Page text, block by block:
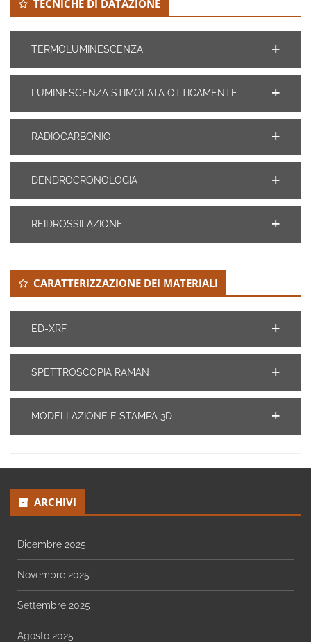
TECNICHE DI DATAZIONE
TERMOLUMINESCENZA
LUMINESCENZA STIMOLATA OTTICAMENTE
RADIOCARBONIO
DENDROCRONOLOGIA
REIDROSSILAZIONE
CARATTERIZZAZIONE DEI MATERIALI
ED-XRF
SPETTROSCOPIA RAMAN
MODELLAZIONE E STAMPA 3D
ARCHIVI
Dicembre 2025
Novembre 2025
Settembre 2025
Agosto 2025